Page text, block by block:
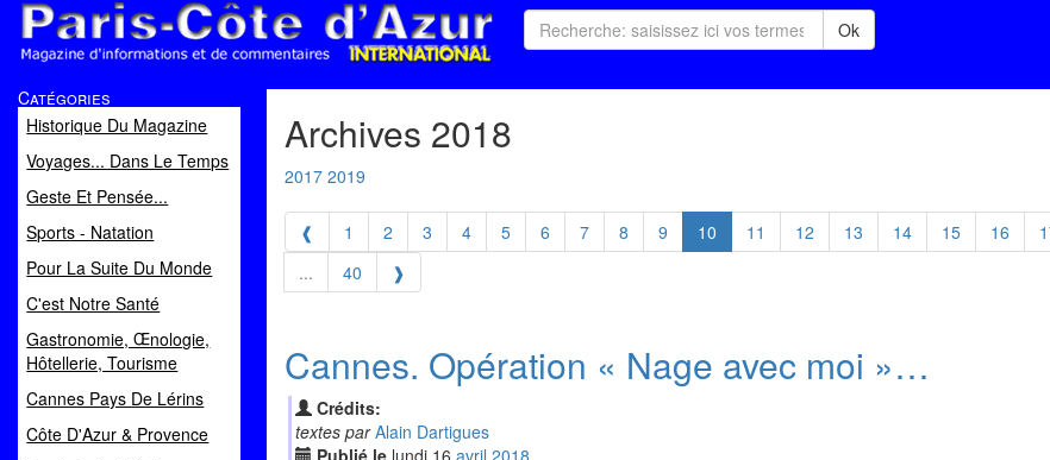
Magazine d'informations et de commentaires
Ok
Catégories
Historique Du Magazine
Voyages... Dans Le Temps
Geste Et Pensée...
Sports - Natation
Pour La Suite Du Monde
C'est Notre Santé
Gastronomie, Œnologie,
Hôtellerie, Tourisme
Cannes Pays De Lérins
Côte D'Azur & Provence
Archives 2018
2017 2019
❰ 1 2 3 4 5 6 7 8 9 10 11 12 13 14 15 16
...
40 ❱
Cannes. Opération « Nage avec moi »…
Crédits:
textes par Alain Dartigues
Publié le lundi 16 avril 2018